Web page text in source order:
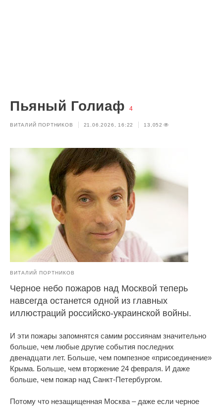
Пьяный Голиаф 4
ВИТАЛИЙ ПОРТНИКОВ 21.06.2026, 16:22 13,052
ВИТАЛИЙ ПОРТНИКОВ
Черное небо пожаров над Москвой теперь
навсегда останется одной из главных
иллюстраций российско-украинской войны.
И эти пожары запомнятся самим россиянам значительно
больше, чем любые другие события последних
двенадцати лет. Больше, чем помпезное «присоединение»
Крыма. Больше, чем вторжение 24 февраля. И даже
больше, чем пожар над Санкт-Петербургом.
Потому что незащищенная Москва – даже если черное